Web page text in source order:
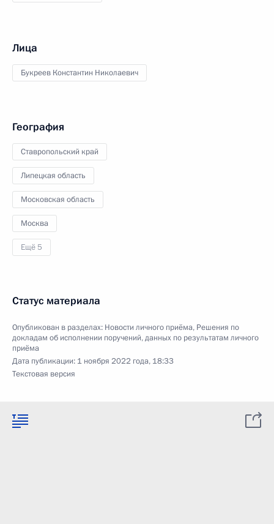
Лица
Букреев Константин Николаевич
География
Ставропольский край
Липецкая область
Московская область
Москва
Ещё 5
Статус материала
Опубликован в разделах: Новости личного приёма, Решения по
докладам об исполнении поручений, данных по результатам личного
приёма
Дата публикации: 1 ноября 2022 года, 18:33
Текстовая версия